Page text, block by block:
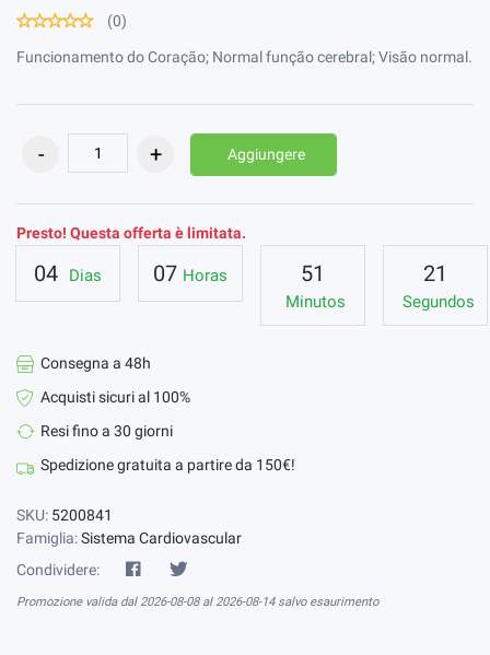
(0)
Funcionamento do Coração; Normal função cerebral; Visão normal.
Aggiungere
Presto! Questa offerta è limitata.
04 Dias 07 Horas 51
Minutos
20
Segundos
Consegna a 48h
Acquisti sicuri al 100%
Resi fino a 30 giorni
Spedizione gratuita a partire da 150€!
SKU: 5200841
Famiglia:Sistema Cardiovascular
Condividere:
Promozione valida dal 2026-08-08 al 2026-08-14 salvo esaurimento